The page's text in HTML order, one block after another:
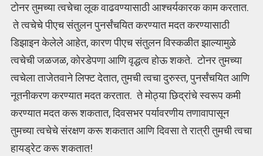
टोनर तुमच्या त्वचेचा लूक वाढवण्यासाठी आश्चर्यकारक काम करतात.
ते त्वचेचे पीएच संतुलन पुनर्संचयित करण्यात मदत करण्यासाठी
डिझाइन केलेले आहेत, कारण पीएच संतुलन विस्कळीत झाल्यामुळे
त्वचेची जळजळ, कोरडेपणा आणि वृद्धत्व होऊ शकते. टोनर तुमच्या
त्वचेला ताजेतवाने लिफ्ट देतात, तुमची त्वचा दुरुस्त, पुनर्संचयित आणि
नूतनीकरण करण्यात मदत करतात. ते मोठ्या छिद्रांचे स्वरूप कमी
करण्यात मदत करू शकतात, दिवसभर पर्यावरणीय तणावापासून
तुमच्या त्वचेचे संरक्षण करू शकतात आणि दिवसा ते रात्री तुमची त्वचा
हायड्रेट करू शकतात!